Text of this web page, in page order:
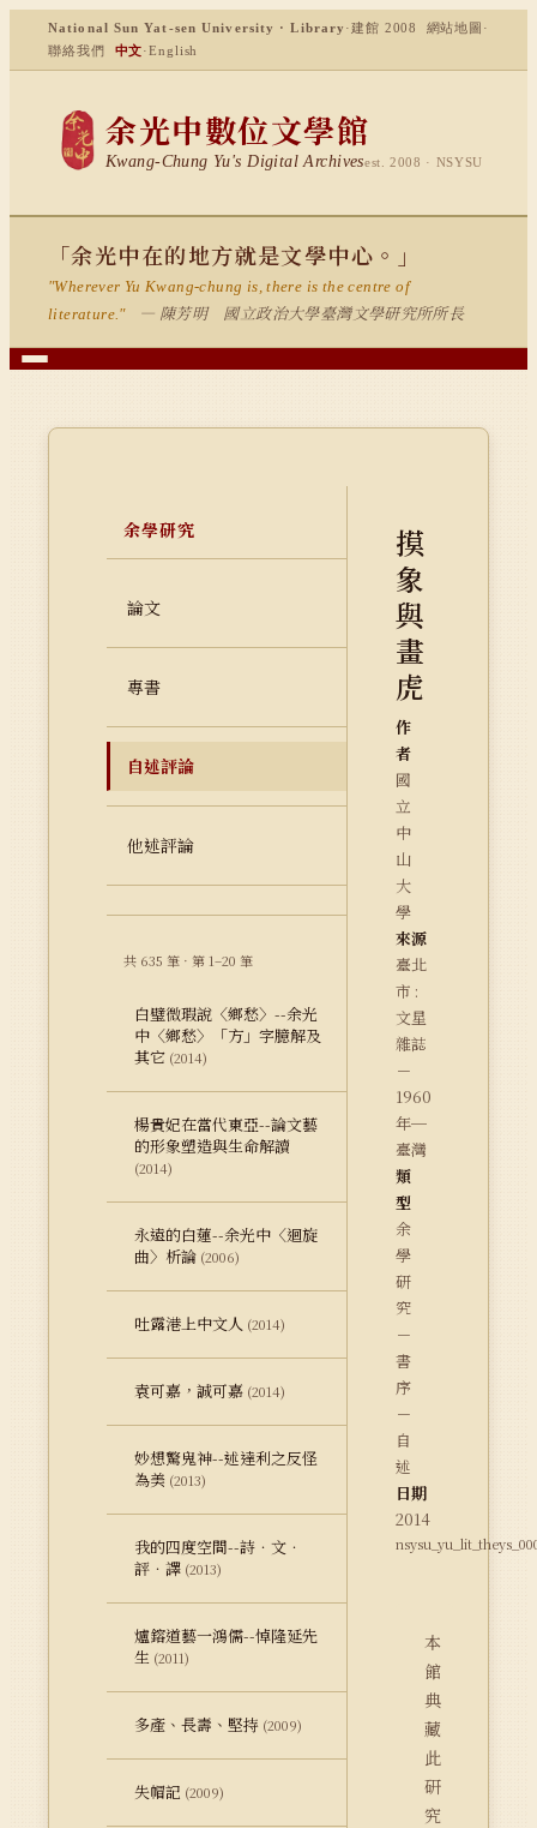
National Sun Yat-sen University · Library ·建館 2008 網站地圖 ·
聯絡我們
中文·English
余光中數位文學館
Kwang-Chung Yu's Digital Archivesest. 2008 · NSYSU
「余光中在的地方就是文學中心。」
"Wherever Yu Kwang-chung is, there is the centre of
literature."
— 陳芳明 國立政治大學臺灣文學研究所所長
余學研究
論文
專書
自述評論
他述評論
共 635 筆 · 第 1–20 筆
白璧微瑕說〈鄉愁〉--余光
中〈鄉愁〉「方」字臆解及
其它 (2014)
楊貴妃在當代東亞--論文藝
的形象塑造與生命解讀
(2014)
永遠的白蓮--余光中〈迴旋
曲〉析論 (2006)
吐露港上中文人 (2014)
袁可嘉，誠可嘉 (2014)
妙想驚鬼神--述達利之反怪
為美 (2013)
我的四度空間--詩．文．
評．譯 (2013)
爐鎔道藝一鴻儒--悼隆延先
生 (2011)
多產、長壽、堅持 (2009)
失帽記 (2009)
摸
象
與
畫
虎
作
者
國
立
中
山
大
學
來源
臺北
市 :
文星
雜誌
－
1960
年─
臺灣
類
型
余
學
研
究
－
書
序
－
自
述
日期
2014
本
館
典
藏
此
研
究